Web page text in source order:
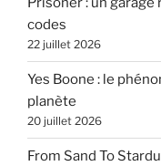
codes
22 juillet 2026
Yes Boone : le
planète
20 juillet 2026
From Sand To